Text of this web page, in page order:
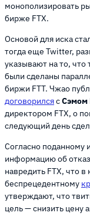
монополизировать
бирже FTX.
Основой для иска
тогда еще Twitter,
указывают на то, что
были сделаны
биржи FTT. Чжао
договорилсяс
директором FTX, о
следующий день
Согласно поданному
информацию об
навредить FTX, что
беспрецедентному
утверждают, что
цель — снизить цену